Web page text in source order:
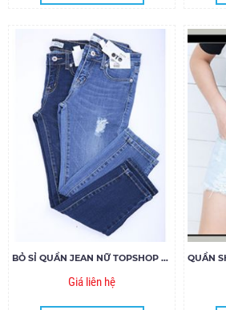
BỎ SỈ QUẦN JEAN NỮ TOPSHOP CẠP CAO 12818
Giá liên hệ